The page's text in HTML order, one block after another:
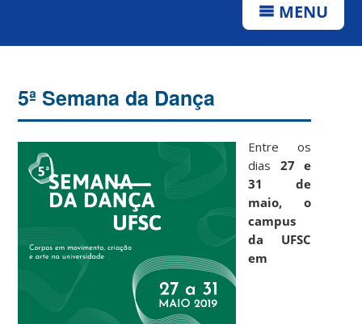
MENU
5ª Semana da Dança
Entre os
dias 27 e
31 de
maio,
o
campus
da UFSC
em